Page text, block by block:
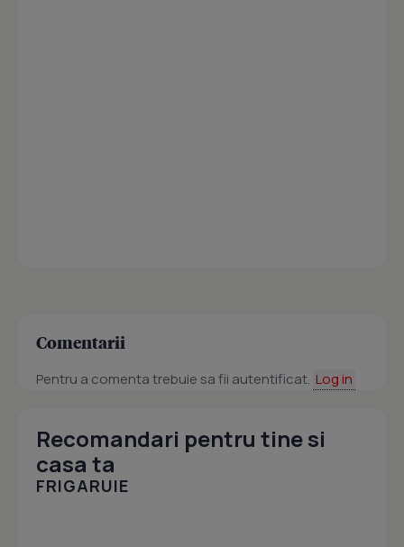
Comentarii
Pentru a comenta trebuie sa fii autentificat. Log in
Recomandari pentru tine si
casa ta
FRIGARUIE